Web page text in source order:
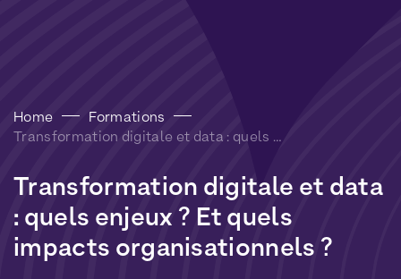
Home
Formations
Transformation digitale et data : quels enjeux ? Et quels impacts organisationnels ?
Transformation digitale et data
: quels enjeux ? Et quels
impacts organisationnels ?